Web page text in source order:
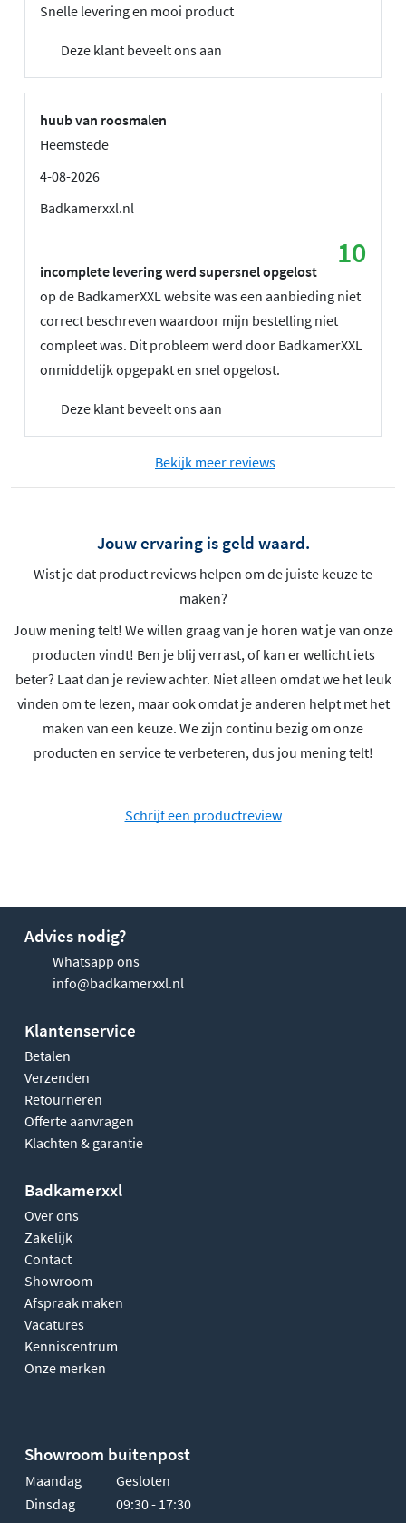
Snelle levering en mooi product
Deze klant beveelt ons aan
huub van roosmalen
Heemstede
4-08-2026
Badkamerxxl.nl
10
incomplete levering werd supersnel opgelost
op de BadkamerXXL website was een aanbieding niet
correct beschreven waardoor mijn bestelling niet
compleet was. Dit probleem werd door BadkamerXXL
onmiddelijk opgepakt en snel opgelost.
Deze klant beveelt ons aan
Bekijk meer reviews
Jouw ervaring is geld waard.
Wist je dat product reviews helpen om de juiste keuze te
maken?
Jouw mening telt! We willen graag van je horen wat je van onze
producten vindt! Ben je blij verrast, of kan er wellicht iets
beter? Laat dan je review achter. Niet alleen omdat we het leuk
vinden om te lezen, maar ook omdat je anderen helpt met het
maken van een keuze. We zijn continu bezig om onze
producten en service te verbeteren, dus jou mening telt!
Schrijf een productreview
Advies nodig?
Whatsapp ons
info@badkamerxxl.nl
Klantenservice
Betalen
Verzenden
Retourneren
Offerte aanvragen
Klachten & garantie
Badkamerxxl
Over ons
Zakelijk
Contact
Showroom
Afspraak maken
Vacatures
Kenniscentrum
Onze merken
Showroom buitenpost
Maandag
Gesloten
Dinsdag
09:30 - 17:30